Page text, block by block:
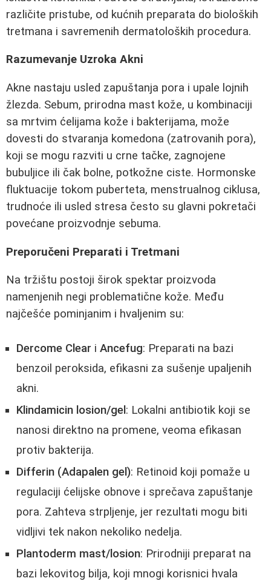
različite pristube, od kućnih preparata do bioloških
tretmana i savremenih dermatoloških procedura.
Razumevanje Uzroka Akni
Akne nastaju usled zapuštanja pora i upale lojnih
žlezda. Sebum, prirodna mast kože, u kombinaciji
sa mrtvim ćelijama kože i bakterijama, može
dovesti do stvaranja komedona (zatrovanih pora),
koji se mogu razviti u crne tačke, zagnojene
bubuljice ili čak bolne, potkožne ciste. Hormonske
fluktuacije tokom puberteta, menstrualnog ciklusa,
trudnoće ili usled stresa često su glavni pokretači
povećane proizvodnje sebuma.
Preporučeni Preparati i Tretmani
Na tržištu postoji širok spektar proizvoda
namenjenih negi problematične kože. Među
najčešće pominjanim i hvaljenim su:
Dercome Clear i Ancefug: Preparati na bazi
benzoil peroksida, efikasni za sušenje upaljenih
akni.
Klindamicin losion/gel : Lokalni antibiotik koji se
nanosi direktno na promene, veoma efikasan
protiv bakterija.
Differin (Adapalen gel): Retinoid koji pomaže u
regulaciji ćelijske obnove i sprečava zapuštanje
pora. Zahteva strpljenje, jer rezultati mogu biti
vidljivi tek nakon nekoliko nedelja.
Plantoderm mast/losion: Prirodniji preparat na
bazi lekovitog bilja, koji mnogi korisnici hvala